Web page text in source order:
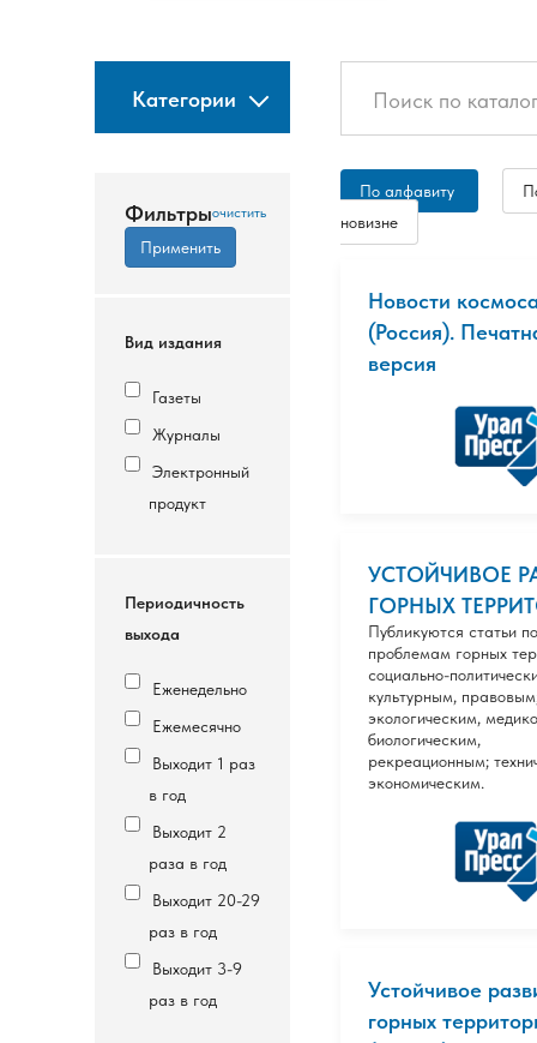
Категории
Фильтры
Вид издания
Газеты
Журналы
Электронный
продукт
Периодичность
выхода
Еженедельно
Ежемесячно
Выходит 1 раз
в год
Выходит 2
раза в год
Выходит 20-29
раз в год
Выходит 3-9
раз в год
По алфавиту
новизне
Новости
(Россия).
версия
УСТОЙЧИВОЕ
ГОРНЫХ
Публикуются статьи по
проблемам горных
социально-
культурным,
экологическим,
биологическим,
рекреационным;
экономическим.
Устойчивое
горных